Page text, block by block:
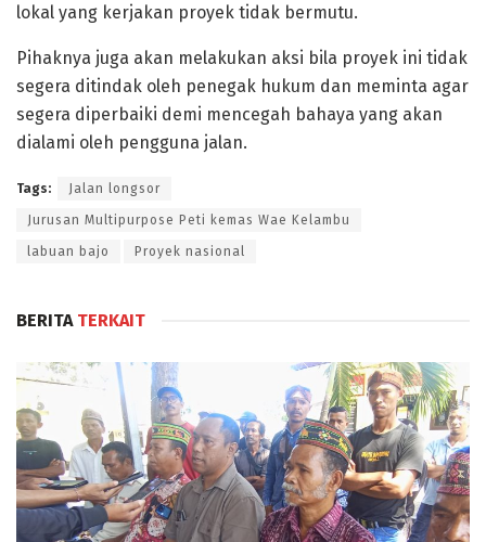
lokal yang kerjakan proyek tidak bermutu.
Pihaknya juga akan melakukan aksi bila proyek ini tidak
segera ditindak oleh penegak hukum dan meminta agar
segera diperbaiki demi mencegah bahaya yang akan
dialami oleh pengguna jalan.
Tags: Jalan longsor
Jurusan Multipurpose Peti kemas Wae Kelambu
labuan bajo Proyek nasional
BERITATERKAIT